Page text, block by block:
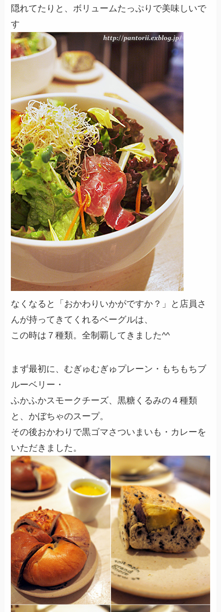
隠れてたりと、ボリュームたっぷりで美味しいで
す
なくなると「おかわりいかがですか？」と店員さ
んが持ってきてくれるベーグルは、
この時は７種類。全制覇してきました^^
まず最初に、むぎゅむぎゅプレーン・もちもちブ
ルーベリー・
ふかふかスモークチーズ、黒糖くるみの４種類
と、かぼちゃのスープ。
その後おかわりで黒ゴマさついまいも・カレーを
いただきました。